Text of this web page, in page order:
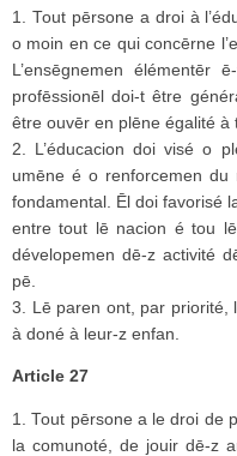
1. Tout pērsone a droi à
o moin en ce qui concērne
L’ensēgnemen élémentēr
profēssionēl doi-t être
être ouvēr en plēne égalité à
2. L’éducacion doi visé o
umēne é o renforcemen du
fondamental. Ēl doi favorisé
entre tout lē nacion é tou
dévelopemen dē-z activité
pē.
3. Lē paren ont, par priorité,
à doné à leur-z enfan.
Article 27
1. Tout pērsone a le droi de
la comunoté, de jouir dē-z